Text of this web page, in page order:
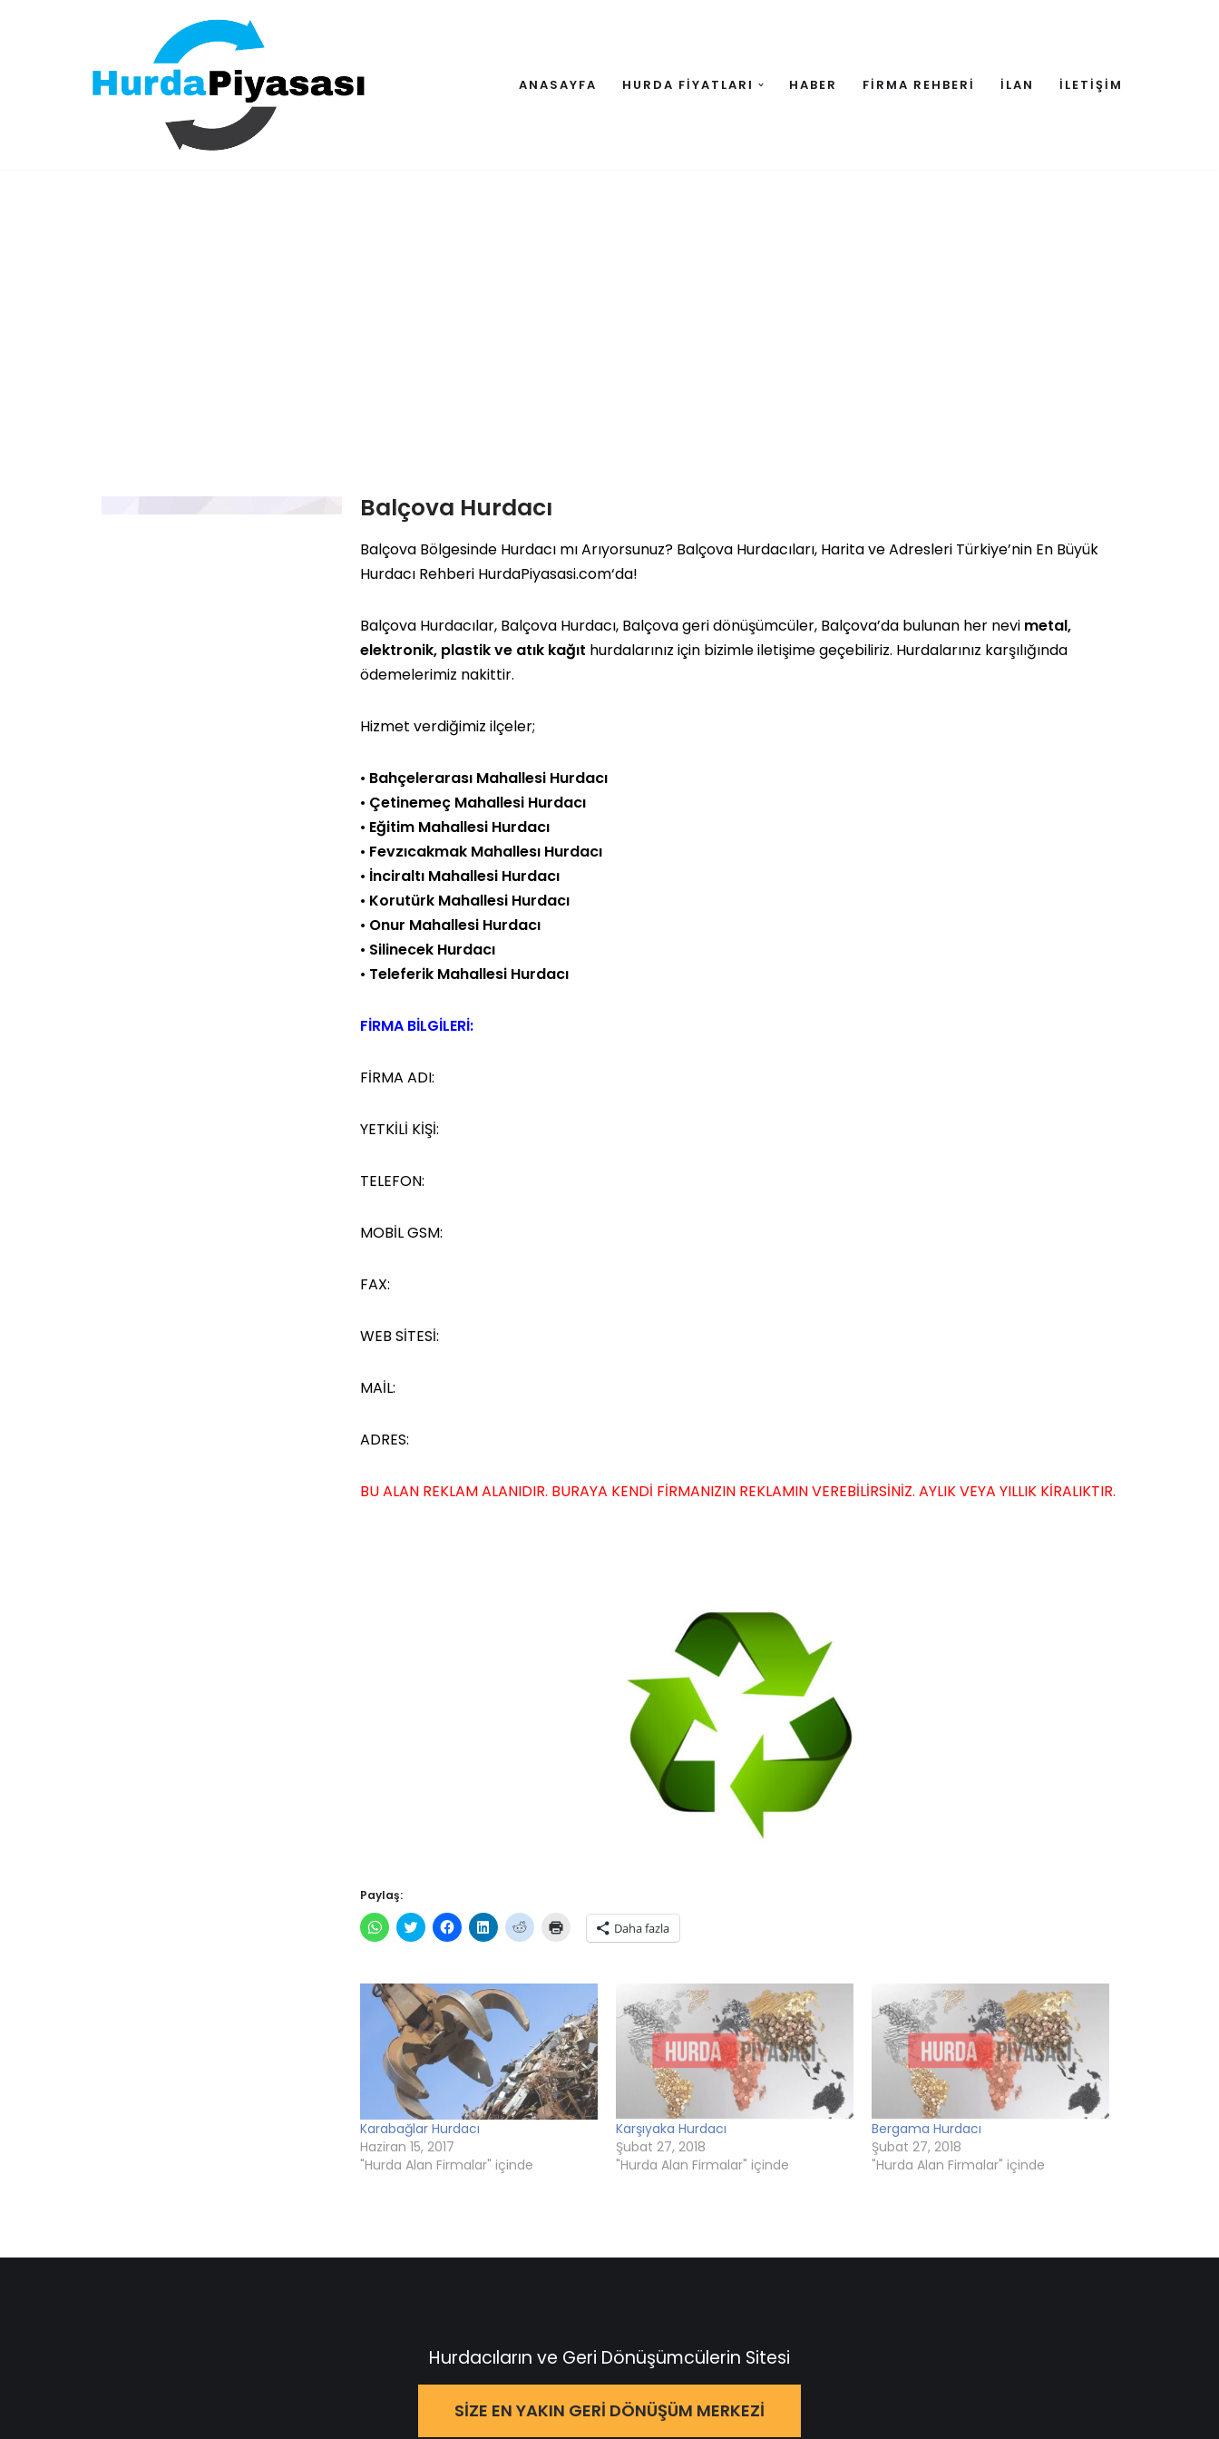
ANASAYFA HURDA FİYATLARI HABER FİRMA REHBERİ İLAN İLETİŞİM
Balçova Hurdacı
Balçova Bölgesinde Hurdacı mı Arıyorsunuz? Balçova Hurdacıları, Harita ve Adresleri Türkiye’nin En Büyük
Hurdacı Rehberi HurdaPiyasasi.com‘da!
Balçova Hurdacılar, Balçova Hurdacı, Balçova geri dönüşümcüler, Balçova’da bulunan her nevi metal,
elektronik, plastik ve atık kağıt hurdalarınız için bizimle iletişime geçebiliriz. Hurdalarınız karşılığında
ödemelerimiz nakittir.
Hizmet verdiğimiz ilçeler;
• Bahçelerarası Mahallesi Hurdacı
• Çetinemeç Mahallesi Hurdacı
• Eğitim Mahallesi Hurdacı
• Fevzıcakmak Mahallesı Hurdacı
• İnciraltı Mahallesi Hurdacı
• Korutürk Mahallesi Hurdacı
• Onur Mahallesi Hurdacı
• Silinecek Hurdacı
• Teleferik Mahallesi Hurdacı
FİRMA BİLGİLERİ:
FİRMA ADI:
YETKİLİ KİŞİ:
TELEFON:
MOBİL GSM:
FAX:
WEB SİTESİ:
MAİL:
ADRES:
BU ALAN REKLAM ALANIDIR. BURAYA KENDİ FİRMANIZIN REKLAMIN VEREBİLİRSİNİZ. AYLIK VEYA YILLIK KİRALIKTIR.
Paylaş:
WhatsApp'ta
paylaşmak
pencerede
açılır)
Twitter
üzerinde
(Yeni
pencerede
açılır)
Facebook'ta
paylaşmak
pencerede
açılır)
Linkedln
üzerinden
(Yeni
pencerede
açılır)
Reddit
üzerinde
(Yeni
Yazdırmak
tıklayın
açılır)
Daha fazla
Karabağlar Hurdacı
Haziran 15, 2017
"Hurda Alan Firmalar" içinde
Karşıyaka Hurdacı
Şubat 27, 2018
"Hurda Alan Firmalar" içinde
Bergama Hurdacı
Şubat 27, 2018
"Hurda Alan Firmalar" içinde
Hurdacıların ve Geri Dönüşümcülerin Sitesi
SIZE EN YAKIN GERI DÖNÜŞÜM MERKEZI